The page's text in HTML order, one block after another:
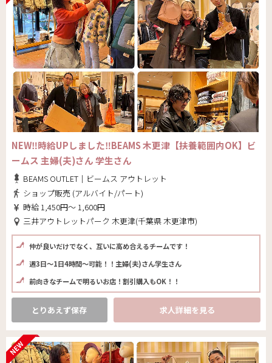
NEW‼時給UPしました‼BEAMS 木更津【扶養範囲内OK】ビ
ームス 主婦(夫)さん 学生さん
BEAMS OUTLET｜ビームス アウトレット
ショップ販売 (アルバイト/パート)
時給 1,450円～ 1,600円
三井アウトレットパーク 木更津(千葉県 木更津市)
仲が良いだけでなく、互いに高め合えるチームです！
週3日～1日4時間～可能！！主婦(夫)さん学生さん
前向きなチームで明るいお店！割引購入もOK！！
とりあえず保存 求人詳細を見る